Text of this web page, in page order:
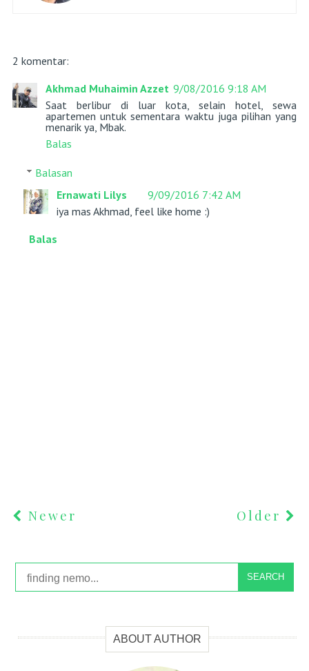
2 komentar:
Akhmad Muhaimin Azzet 9/08/2016 9:18 AM
Saat berlibur di luar kota, selain hotel, sewa
apartemen untuk sementara waktu juga pilihan yang
menarik ya, Mbak.
Balas
Balasan
Ernawati Lilys
9/09/2016 7:42 AM
iya mas Akhmad, feel like home :)
Balas
Newer Older
SEARCH
ABOUT AUTHOR